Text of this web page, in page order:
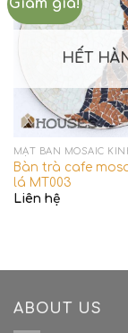
Chiều cao
:
Màu sắc :
Bảo hành:
Mặt bàn
Lưu ý: Sản
nhận đơn khi
hệ lại với
Giảm giá!
HẾT
MẶT BÀN MOSAIC
Bàn trà cafe
lá MT003
Liên hệ
ABOUT US